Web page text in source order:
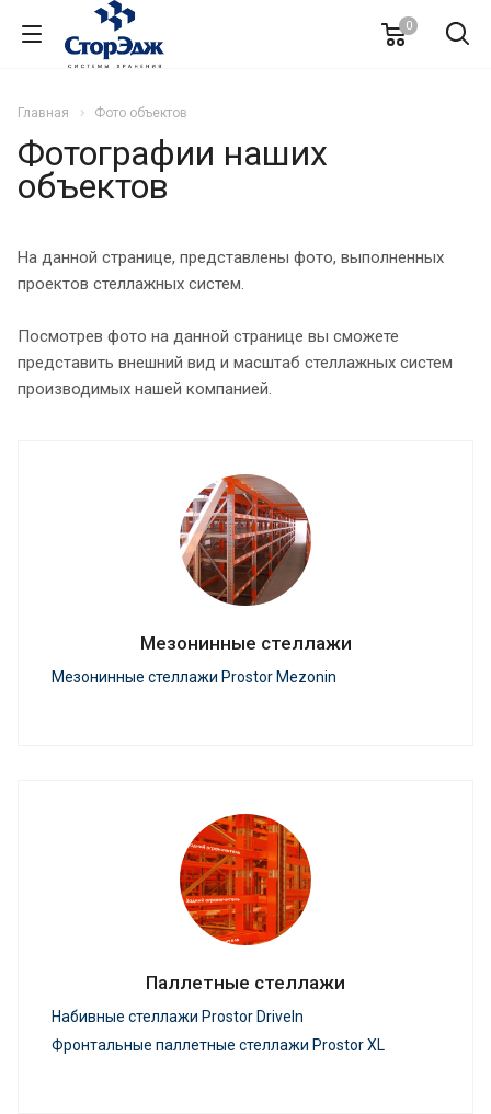
0
Главная Фото объектов
Фотографии наших
объектов
На данной странице, представлены фото, выполненных
проектов стеллажных систем.
Посмотрев фото на данной странице вы сможете
представить внешний вид и масштаб стеллажных систем
производимых нашей компанией.
Mезонинные стеллажи
Мезонинные стеллажи Prostor Mezonin
Паллетные стеллажи
Набивные стеллажи Prostor DriveIn
Фронтальные паллетные стеллажи Prostor XL